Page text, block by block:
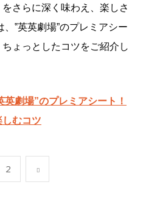
さらに深く味わえ、楽しさ
、‟英英劇場”のプレミアシー
ょっとしたコツをご紹介し
英劇場”のプレミアシート！
しむコツ
2